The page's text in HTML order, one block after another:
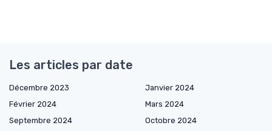
Les articles par date
Décembre 2023
Janvier 2024
Février 2024
Mars 2024
Septembre 2024
Octobre 2024